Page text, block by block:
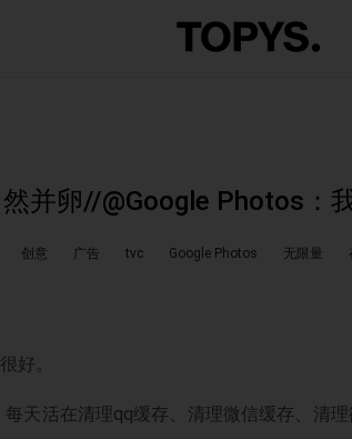
并卵//@Google Photos：
创意 广告 tvc Google Photos 无限量
好。
天活在清理qq缓存、清理微信缓存、清